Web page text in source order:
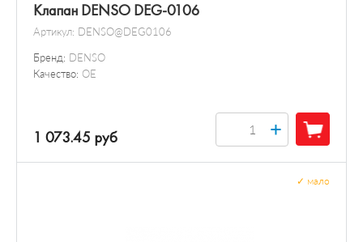
Клапан DENSO DEG-0106
Артикул: DENSO@DEG0106
Бренд: DENSO
Качество: OE
1 073.45 руб +
мало